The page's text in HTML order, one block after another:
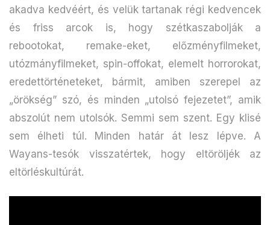
akadva kedvéért, és velük tartanak régi kedvencek
és friss arcok is, hogy szétkaszabolják a
rebootokat, remake-eket, előzményfilmeket,
utózmányfilmeket, spin-offokat, elemelt horrorokat,
eredettörténeteket, bármit, amiben szerepel az
„örökség” szó, és minden „utolsó fejezetet”, amik
abszolút nem utolsók. Semmi sem szent. Egy klisé
sem élheti túl. Minden határ át lesz lépve. A
Wayans-tesók visszatértek, hogy eltöröljék az
eltörléskultúrát.